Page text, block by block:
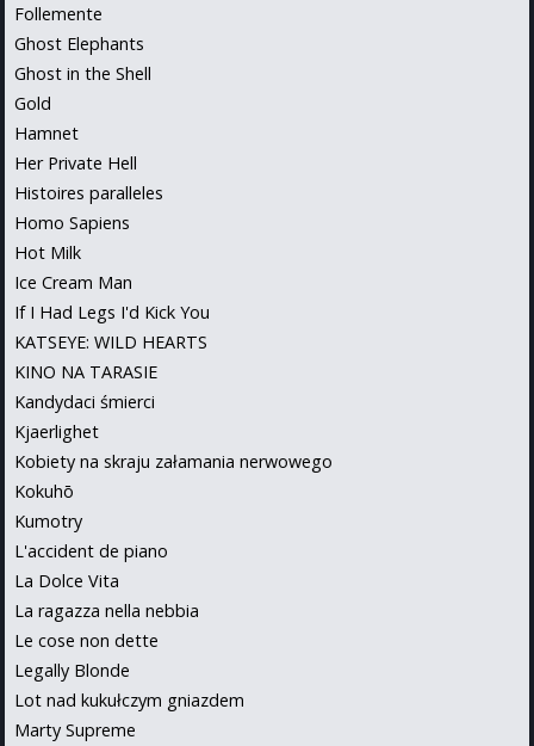
Follemente
Ghost Elephants
Ghost in the Shell
Gold
Hamnet
Her Private Hell
Histoires paralleles
Homo Sapiens
Hot Milk
Ice Cream Man
If I Had Legs I'd Kick You
KATSEYE: WILD HEARTS
KINO NA TARASIE
Kandydaci śmierci
Kjaerlighet
Kobiety na skraju załamania nerwowego
Kokuhō
Kumotry
L'accident de piano
La Dolce Vita
La ragazza nella nebbia
Le cose non dette
Legally Blonde
Lot nad kukułczym gniazdem
Marty Supreme